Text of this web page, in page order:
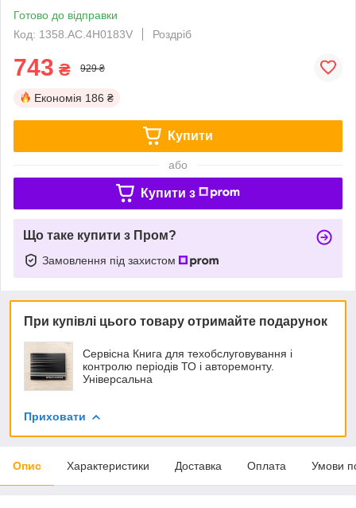
Готово до відправки
Код: 1358.AC.4H0183V
Роздріб
743 ₴ 929 ₴
Економія 186 ₴
Купити
або
Купити з
Що таке купити з Пром?
Замовлення під захистом
При купівлі цього товару отримайте подарунок
Сервісна Книга для техобслуговування і
контролю періодів ТО і авторемонту.
Універсальна
Приховати
Опис Характеристики Доставка Оплата Умови